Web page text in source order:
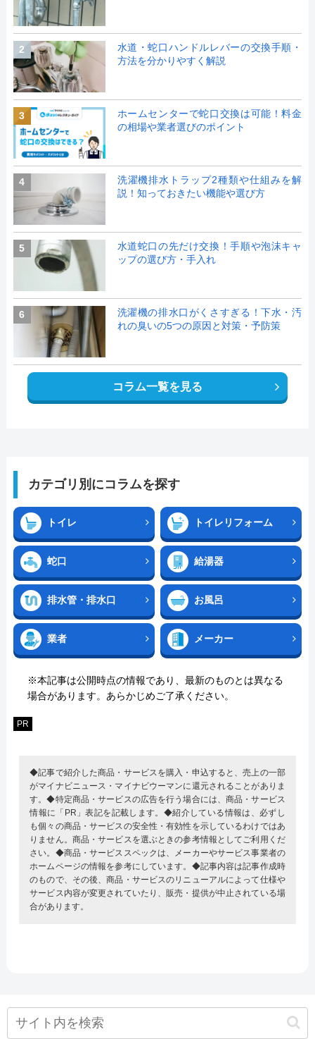
2
水道・蛇口ハンドルレバーの交換手順・
方法を分かりやすく解説
3
ホームセンターで蛇口交換は可能！料金
の相場や業者選びのポイント
4
洗濯機排水トラップ2種類や仕組みを解
説！知っておきたい機能や選び方
5
水道蛇口の先だけ交換！手順や泡沫キャ
ップの選び方・手入れ
6
洗濯機の排水口がくさすぎる！下水・汚
れの臭いの5つの原因と対策・予防策
コラム一覧を見る
カテゴリ別にコラムを探す
トイレ トイレリフォーム
蛇口 給湯器
排水管・排水口 お風呂
業者 メーカー
※本記事は公開時点の情報であり、最新のものとは異なる
場合があります。あらかじめご了承ください。
PR
◆記事で紹介した商品・サービスを購入・申込すると、売上の一部
がマイナビニュース・マイナビウーマンに還元されることがありま
す。◆特定商品・サービスの広告を行う場合には、商品・サービス
情報に「PR」表記を記載します。◆紹介している情報は、必ずし
も個々の商品・サービスの安全性・有効性を示しているわけではあ
りません。商品・サービスを選ぶときの参考情報としてご利用くだ
さい。◆商品・サービススペックは、メーカーやサービス事業者の
ホームページの情報を参考にしています。◆記事内容は記事作成時
のもので、その後、商品・サービスのリニューアルによって仕様や
サービス内容が変更されていたり、販売・提供が中止されている場
合があります。